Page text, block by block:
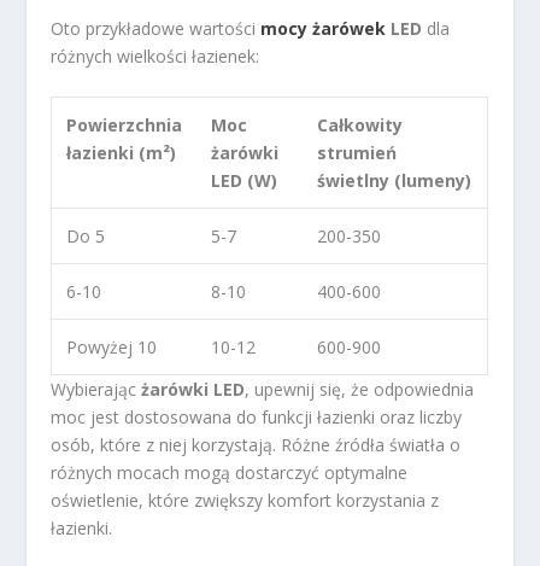
Oto przykładowe wartości mocy żarówek LED dla
różnych wielkości łazienek:
Powierzchnia
łazienki (m²)
Moc
żarówki
LED (W)
Całkowity
strumień
świetlny (lumeny)
Do 5 5-7 200-350
6-10 8-10 400-600
Powyżej 10 10-12
600-900
Wybierającżarówki LED, upewnij się, że odpowiednia
moc jest dostosowana do funkcji łazienki oraz liczby
osób, które z niej korzystają. Różne źródła światła o
różnych mocach mogą dostarczyć optymalne
oświetlenie, które zwiększy komfort korzystania z
łazienki.